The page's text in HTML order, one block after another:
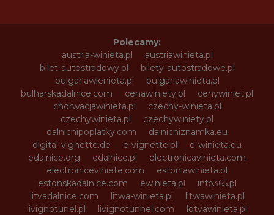
Polecamy:
austria-winieta.pl
austriawinieta.pl
bilet-autostradowy.pl
bilety-autostradowe.pl
bulgariawienieta.pl
bulgariawinieta.pl
bulharskadalnice.com
cenawiniety.pl
cenywiniet.pl
chorwacjawinieta.pl
czechy-winieta.pl
czechywinieta.pl
czechywiniety.pl
dalnicnipoplatky.com
dalnicniznamka.eu
digital-vignette.de
e-vignette.pl
e-winieta.eu
edalnice.org
edalnice.pl
electronicavinieta.com
electroniceviniete.com
estoniawinieta.pl
estonskadalnice.com
ewinieta.pl
info365.pl
litvadalnice.com
litwa-winieta.pl
litwawinieta.pl
livignotunel.pl
livignotunnel.com
lotvawinieta.pl